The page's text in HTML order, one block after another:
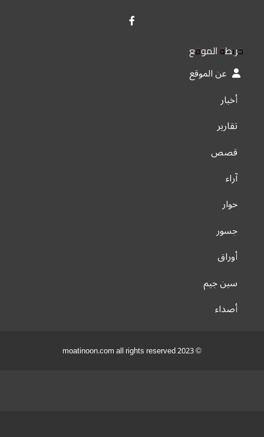
خريطة الموقع
عن الموقع
أخبار
تقارير
قصص
آراء
حوار
جسور
أوراق
سين جيم
أصداء
© 2023 moatinoon.com all rights reserved